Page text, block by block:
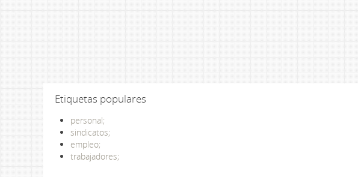
Etiquetas populares
personal;
sindicatos;
empleo;
trabajadores;